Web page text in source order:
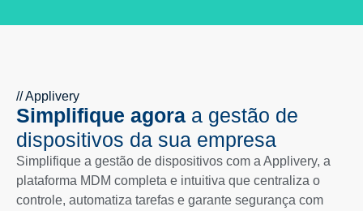
// Applivery
Simplifique agora a gestão de
dispositivos da sua empresa
Simplifique a gestão de dispositivos com a Applivery, a
plataforma MDM completa e intuitiva que centraliza o
controle, automatiza tarefas e garante segurança com